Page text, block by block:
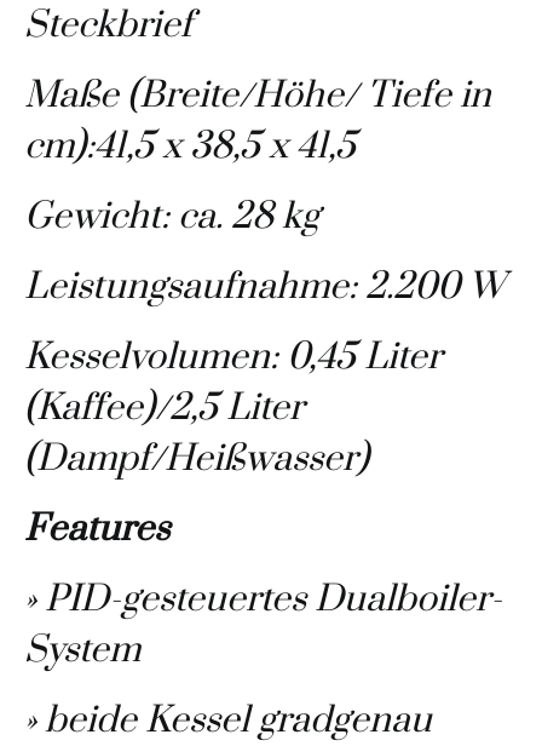
Steckbrief
Maße (Breite/Höhe/ Tiefe in
cm):41,5 x 38,5 x 41,5
Gewicht: ca. 28 kg
Leistungsaufnahme: 2.200 W
Kesselvolumen: 0,45 Liter
(Kaffee)/2,5 Liter
(Dampf/Heißwasser)
Features
» PID-gesteuertes Dualboiler-
System
» beide Kessel gradgenau